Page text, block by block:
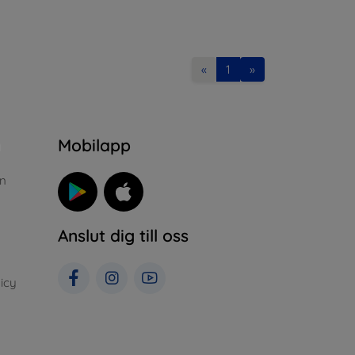
« 1 »
Mobilapp
Anslut dig till oss